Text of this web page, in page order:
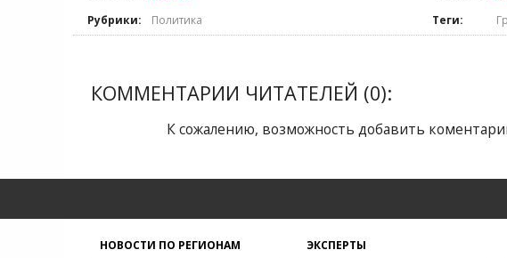
Рубрики:
Политика Теги:
КОММЕНТАРИИ ЧИТАТЕЛЕЙ (0):
К сожалению, возможность добавить
НОВОСТИ ПО РЕГИОНАМ ЭКСПЕРТЫ